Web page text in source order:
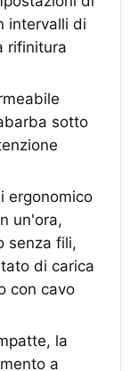
intervalli di
rifinitura
sotto
ergonomico
un'ora,
senza fili,
di carica
con cavo
la
a